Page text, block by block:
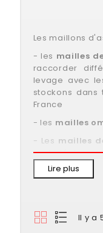
Les maillons
- les mailles
raccorder
levage avec
stockons
France
- les mailles
- Les mailles
sont idéales
Lire plus
Il y a